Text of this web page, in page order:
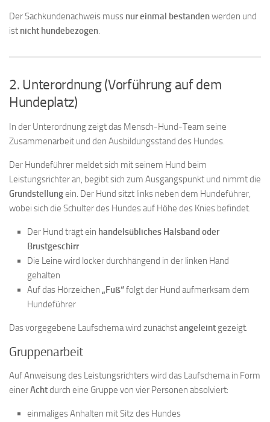
Der Sachkundenachweis muss nur einmal bestandenwerden und
ist nicht hundebezogen.
2. Unterordnung (Vorführung auf dem
Hundeplatz)
In der Unterordnung zeigt das Mensch‑Hund‑Team seine
Zusammenarbeit und den Ausbildungsstand des Hundes.
Der Hundeführer meldet sich mit seinem Hund beim
Leistungsrichter an, begibt sich zum Ausgangspunkt und nimmt die
Grundstellungein. Der Hund sitzt links neben dem Hundeführer,
wobei sich die Schulter des Hundes auf Höhe des Knies befindet.
Der Hund trägt ein handelsübliches Halsband oder
Brustgeschirr
Die Leine wird locker durchhängend in der linken Hand
gehalten
Auf das Hörzeichen „Fuß“folgt der Hund aufmerksam dem
Hundeführer
Das vorgegebene Laufschema wird zunächstangeleint gezeigt.
Gruppenarbeit
Auf Anweisung des Leistungsrichters wird das Laufschema in Form
einerAchtdurch eine Gruppe von vier Personen absolviert:
einmaliges Anhalten mit Sitz des Hundes